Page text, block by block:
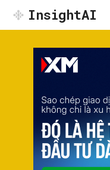
InsightAI